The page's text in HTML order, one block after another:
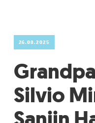
26.08.2025
Silvio